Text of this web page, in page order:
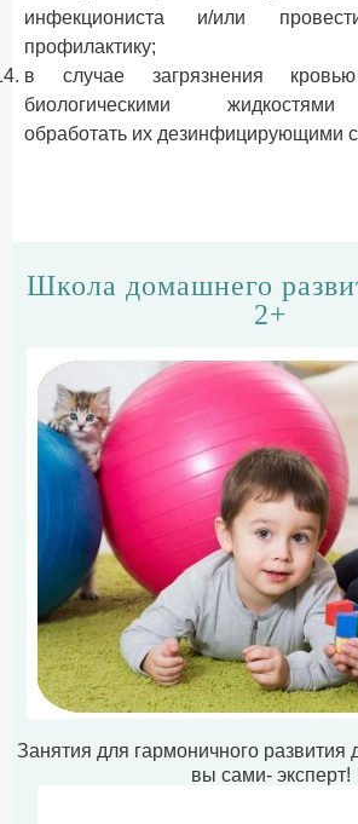
инфекциониста и/или
профилактику;
в случае загрязнения
биологическими жидкостями
обработать их дезинфицирующими
Школа домашнего
2+
Занятия для гармоничного развития
вы сами- эксперт!